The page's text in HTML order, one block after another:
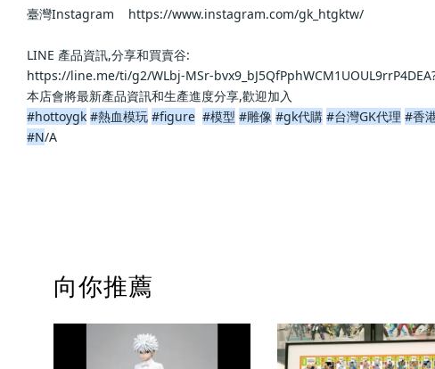
臺灣Instagram    https://www.instagram.com/
LINE 產品資訊,分享和買賣谷:
https://line.me/ti/g2/WLbj-MSr-
本店會將最新產品資訊和生產進度分享,歡迎加入
#hottoygk #熱血模玩 #figure #模型 #雕像 #gk代購 #台灣GK代理 #香
#N/A
向你推薦